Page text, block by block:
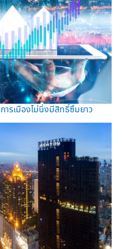
ารเมืองไม่นิ่งมีสิทธิ์ซึมยาว